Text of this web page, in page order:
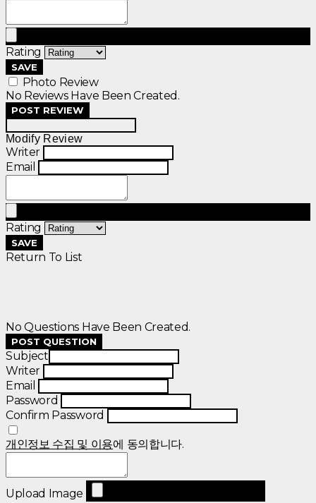
Rating
SAVE
Photo Review
No Reviews Have Been Created.
POST REVIEW
Modify Review
Writer
Email
Rating
SAVE
Return To List
No Questions Have Been Created.
POST QUESTION
Subject
Writer
Email
Password
Confirm Password
개인정보 수집 및 이용에 동의합니다.
Upload Image